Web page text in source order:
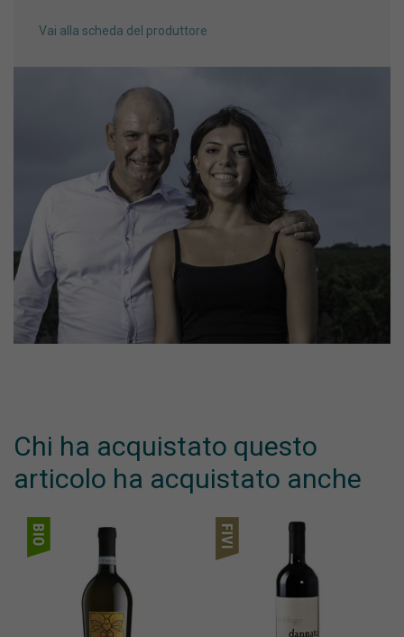
Vai alla scheda del produttore
Chi ha acquistato questo
articolo ha acquistato anche